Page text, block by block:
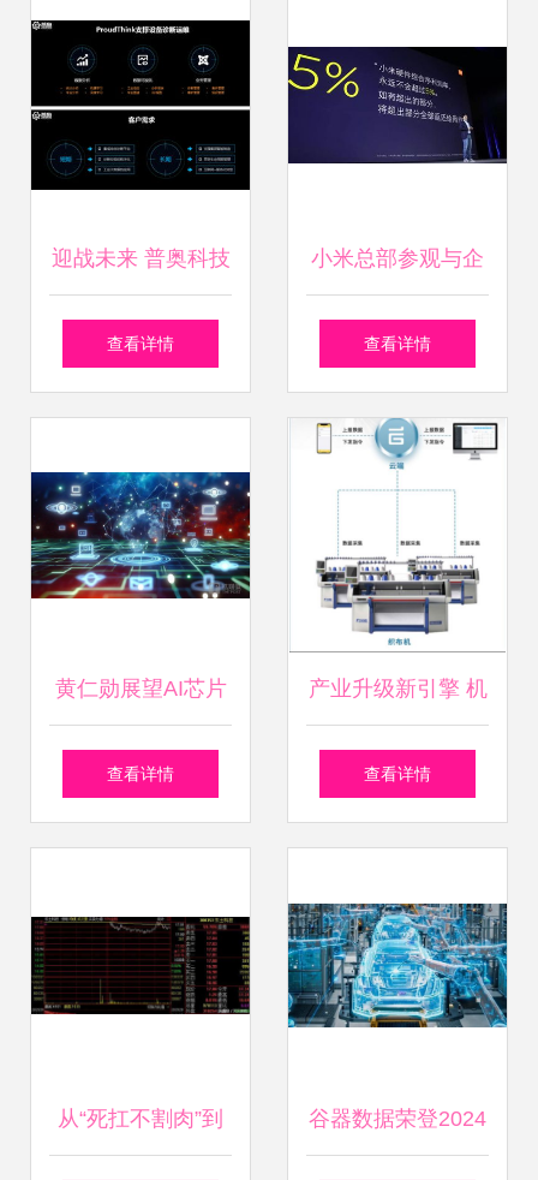
数据服务生态繁荣
迎战未来 普奥科技
以数据服务拼出工
查看详情
小米总部参观与企
业标杆游学 借鉴其
致产品体验与工业
互联网数据服务
查看详情
黄仁勋展望AI芯片
新纪元与英伟达医
业互联网数据服务
查看详情
产业升级新引擎 机
智云工业DTU如何
化改造与数据服务
查看详情
从“死扛不割肉”到 谷器数据荣登2024